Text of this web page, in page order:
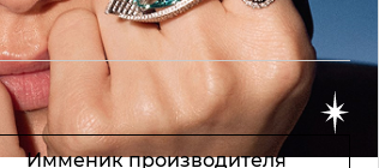
Имменик производителя